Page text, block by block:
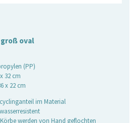
oval
(PP)
32 cm
x 22 cm
im Material
werden von Hand geflochten